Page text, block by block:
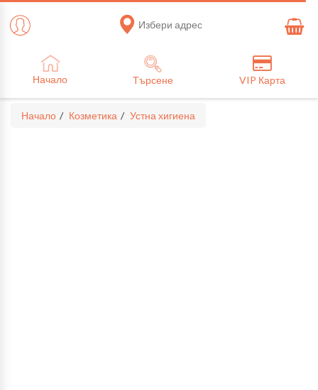
Избери адрес
Начало Търсене VIP Карта
Начало Козметика Устна хигиена